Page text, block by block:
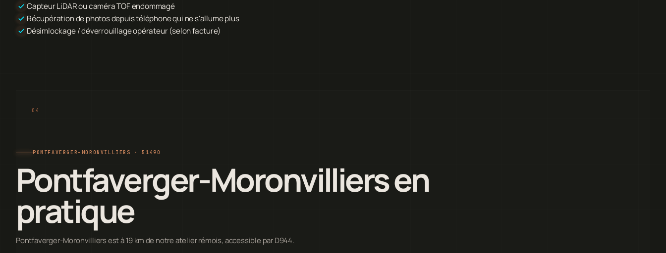
Capteur LiDAR ou caméra TOF endommagé
Récupération de photos depuis téléphone qui ne s'allume plus
Désimlockage / déverrouillage opérateur (selon facture)
PONTFAVERGER-MORONVILLIERS · 51490
Pontfaverger-Moronvilliers en
pratique
Pontfaverger-Moronvilliers est à 19 km de notre atelier rémois, accessible par D944.